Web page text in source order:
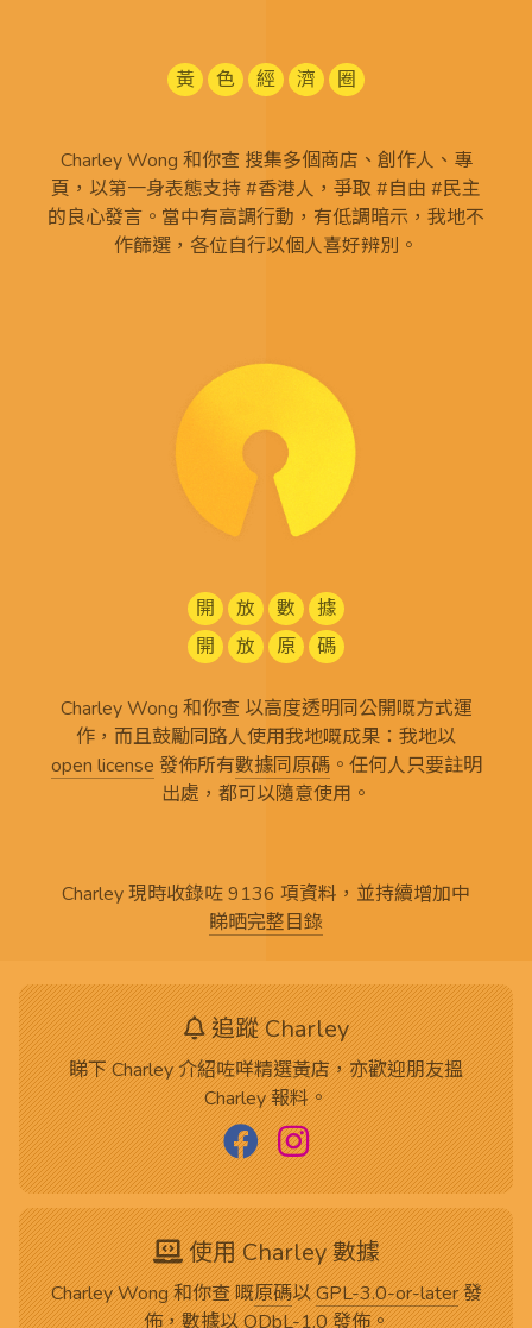
黃 色 經 濟 圈
Charley Wong 和你查 搜集多個商店、創作人、專
頁，以第一身表態支持 #香港人，爭取 #自由 #民主
的良心發言。當中有高調行動，有低調暗示，我地不
作篩選，各位自行以個人喜好辨別。
開 放 數
據
開
放 原 碼
Charley Wong 和你查 以高度透明同公開嘅方式運
作，而且鼓勵同路人使用我地嘅成果：我地以
open license 發佈所有數據同原碼。任何人只要註明
出處，都可以隨意使用。
Charley 現時收錄咗 9136 項資料，並持續增加中
睇晒完整目錄
追蹤 Charley
睇下 Charley 介紹咗咩精選黃店，亦歡迎朋友搵
Charley 報料。
使用 Charley 數據
Charley Wong 和你查 嘅原碼以GPL-3.0-or-later發
佈，數據以ODbL-1.0發佈。